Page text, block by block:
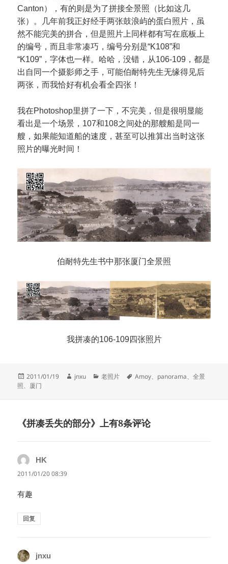
Canton），有的则是为了拼接全景照（比如这几
张）。几年前我正好经手两张鼓浪屿的蛋白照片，虽
然不能完美的拼合，但是照片上同样都有写在底板上
的编号，而且非常凑巧，编号分别是“K108”和
“K109”，字体也一样。哈哈，没错，从106-109，都是
出自同一个摄影师之手，可能伯耐特先生无缘得见后
两张，而我恰好有机会看全四张！
我在Photoshop里拼了一下，不完美，但是很明显能
看出是一个场景，107和108之间处的那艘船是同一
艘，如果能知道船的速度，甚至可以推算出当时这张
照片的曝光时间！
伯耐特先生书中那张厦门全景照
我拼凑的106-109四张照片
发
布
2011/01/19
作
jnxu
分
老照片
标
Amoy、 panorama、全景
照、 厦门
《拼凑丢失的部分》上有8条评论
HK
道：
2011/01/20 08:39
有趣
回复
jnxu